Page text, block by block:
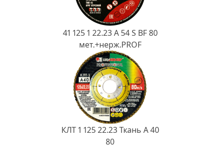
41 125 1 22.23 A 54 S BF 80
мет.+нерж.PROF
КЛТ 1 125 22.23 Ткань A 40
80